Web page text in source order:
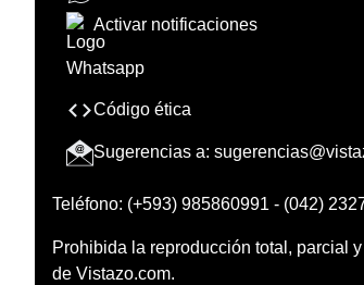
Activar notificaciones
Código ética
Sugerencias a:
Teléfono: (+593) 985860991 - (042)
Prohibida la reproducción total, parcial
de Vistazo.com.